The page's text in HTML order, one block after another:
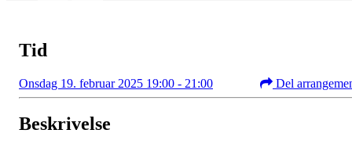
Tid
Onsdag 19. februar 2025 19:00 - 21:00 Del
Beskrivelse